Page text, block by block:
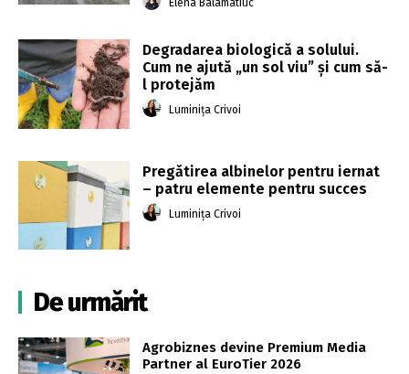
Elena Balamatiuc
Degradarea biologică a solului.
Cum ne ajută „un sol viu” și cum să-
l protejăm
Luminița Crivoi
Pregătirea albinelor pentru iernat
– patru elemente pentru succes
Luminița Crivoi
De urmărit
Agrobiznes devine Premium Media
Partner al EuroTier 2026